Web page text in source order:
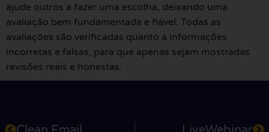
ajude outros a fazer uma escolha, deixando uma
avaliação bem fundamentada e fiável. Todas as
avaliações são verificadas quanto a informações
incorretas e falsas, para que apenas sejam mostradas
revisões reais e honestas.